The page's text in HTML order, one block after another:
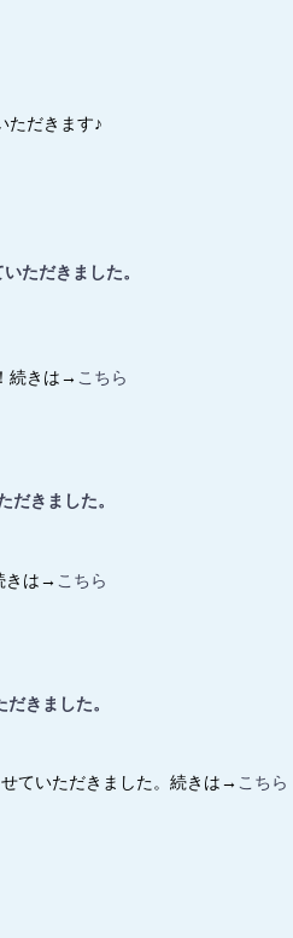
ただきます♪
ただきました。
続きは→ こちら
だきました。
きは→ こちら
きました。
ていただきました。続きは→ こちら